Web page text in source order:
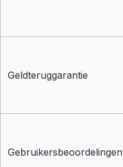
Geldteruggarantie
Gebruikersbeoordelingen